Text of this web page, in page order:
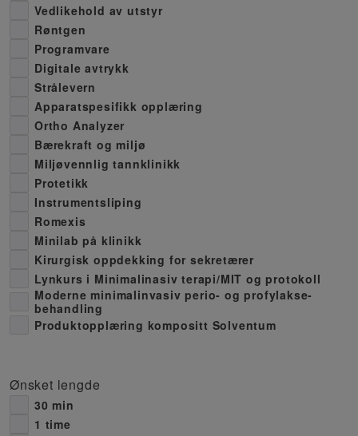
Vedlikehold av utstyr
Røntgen
Programvare
Digitale avtrykk
Strålevern
Apparatspesifikk opplæring
Ortho Analyzer
Bærekraft og miljø
Miljøvennlig tannklinikk
Protetikk
Instrumentsliping
Romexis
Minilab på klinikk
Kirurgisk oppdekking for sekretærer
Lynkurs i Minimalinasiv terapi/MIT og protokoll
Moderne minimalinvasiv perio- og profylakse-
behandling
Produktopplæring kompositt Solventum
Ønsket lengde
30 min
1 time